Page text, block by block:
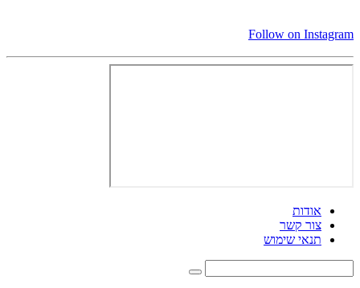
Follow on Instagram
אודות
צור קשר
תנאי שימוש